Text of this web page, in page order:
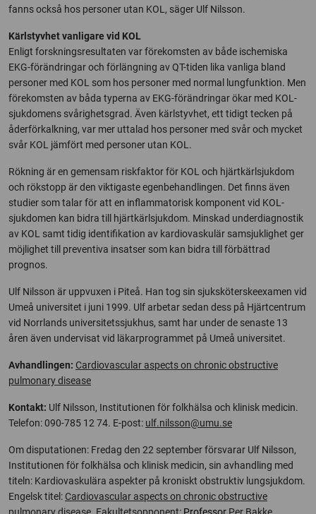
fanns också hos personer utan KOL, säger Ulf Nilsson.
Kärlstyvhet vanligare vid KOL
Enligt forskningsresultaten var förekomsten av både ischemiska
EKG-förändringar och förlängning av QT-tiden lika vanliga bland
personer med KOL som hos personer med normal lungfunktion. Men
förekomsten av båda typerna av EKG-förändringar ökar med KOL-
sjukdomens svårighetsgrad. Även kärlstyvhet, ett tidigt tecken på
åderförkalkning, var mer uttalad hos personer med svår och mycket
svår KOL jämfört med personer utan KOL.
Rökning är en gemensam riskfaktor för KOL och hjärtkärlsjukdom
och rökstopp är den viktigaste egenbehandlingen. Det finns även
studier som talar för att en inflammatorisk komponent vid KOL-
sjukdomen kan bidra till hjärtkärlsjukdom. Minskad underdiagnostik
av KOL samt tidig identifikation av kardiovaskulär samsjuklighet ger
möjlighet till preventiva insatser som kan bidra till förbättrad
prognos.
Ulf Nilsson är uppvuxen i Piteå. Han tog sin sjuksköterskeexamen vid
Umeå universitet i juni 1999. Ulf arbetar sedan dess på Hjärtcentrum
vid Norrlands universitetssjukhus, samt har under de senaste 13
åren även undervisat vid läkarprogrammet på Umeå universitet.
Avhandlingen: Cardiovascular aspects on chronic obstructive
pulmonary disease
Kontakt: Ulf Nilsson, Institutionen för folkhälsa och klinisk medicin.
Telefon: 090-785 12 74. E-post: ulf.nilsson@umu.se
Om disputationen: Fredag den 22 september försvarar Ulf Nilsson,
Institutionen för folkhälsa och klinisk medicin, sin avhandling med
titeln: Kardiovaskulära aspekter på kroniskt obstruktiv lungsjukdom.
Engelsk titel: Cardiovascular aspects on chronic obstructive